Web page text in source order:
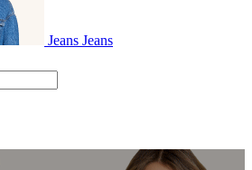
Jeans Jeans